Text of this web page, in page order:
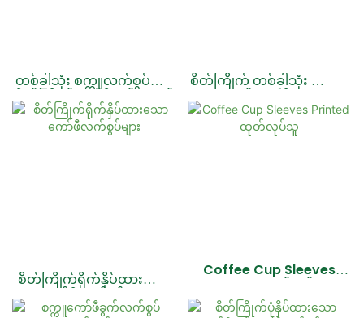
တစ်ခါသုံး စက္ကူလက်စွပ်များ
စိတ်ကြိုက်ကော်ဖီခွက်များနှင့်
လက်စွပ်များ
စိတ်ကြိုက် တစ်ခါသုံး ကော်ဖီ
စိတ်ကြိုက်ရိုက်နှိပ်ထားသော
ကော်ဖီလက်စွပ်များ
Coffee Cup Sleeves